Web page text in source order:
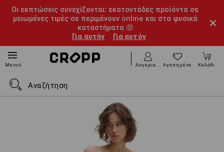
Οι εκπτώσεις συνεχίζονται: εκατοντάδες προϊόντα σε
μειωμένες τιμές σε περιμένουν online και στα φυσικά
καταστήματα 🤑
Για αυτήν
Για αυτόν
Μενού ΛογαριασμόςΑγαπημένα Καλάθι